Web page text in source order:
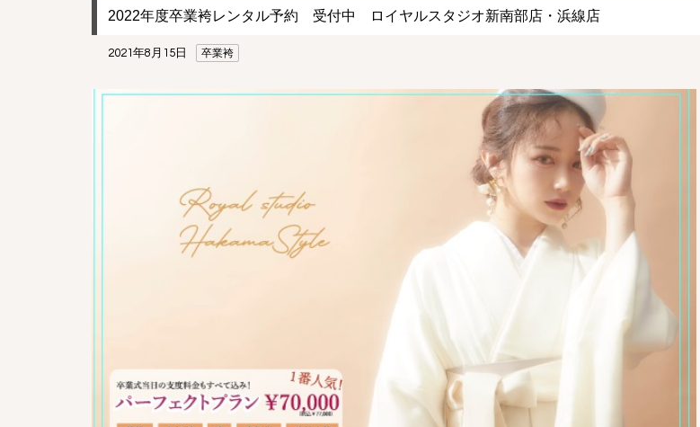
2022年度卒業袴レンタル予約 受付中 ロイヤルスタジオ新南部店・浜線店
2021年8月15日 卒業袴